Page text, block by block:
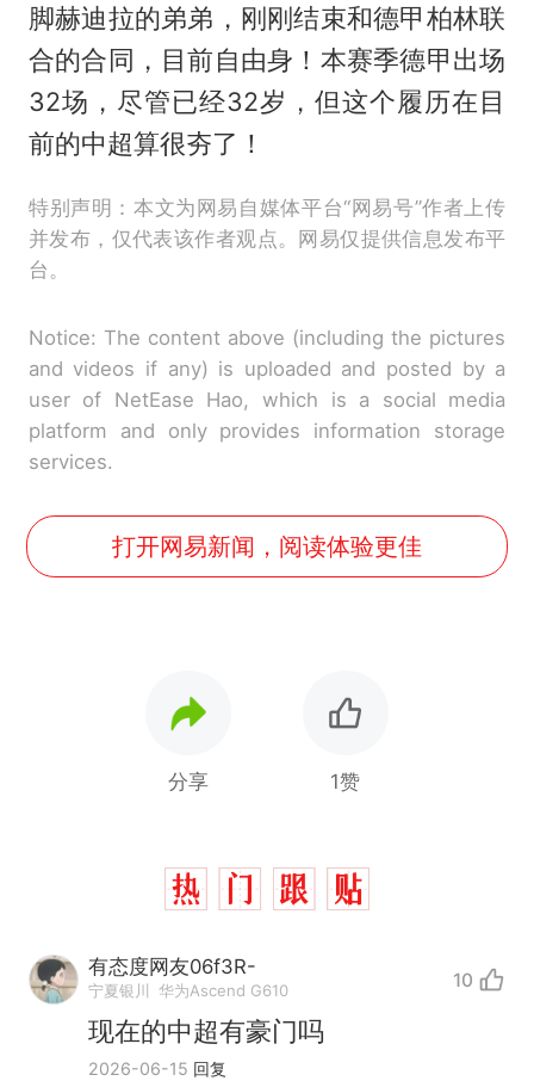
脚赫迪拉的弟弟，刚刚结束和德甲柏林联
合的合同，目前自由身！本赛季德甲出场
32场，尽管已经32岁，但这个履历在目
前的中超算很夯了！
特别声明：本文为网易自媒体平台“网易号”作者上传
并发布，仅代表该作者观点。网易仅提供信息发布平
台。
Notice: The content above (including the pictures
and videos if any) is uploaded and posted by a
user of NetEase Hao, which is a social media
platform and only provides information storage
services.
打开网易新闻，阅读体验更佳
分享 1赞
有态度网友06f3R-
宁夏银川 华为Ascend G610 10
现在的中超有豪门吗
2026-06-15 回复